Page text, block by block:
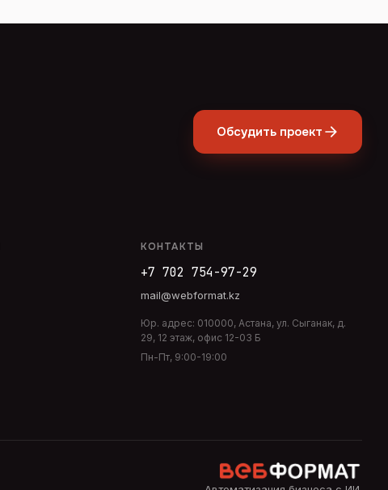
Обсудить проект
КОНТАКТЫ
+7 702 754-97-29
mail@webformat.kz
Юр. адрес: 010000, Астана, ул. Сыганак, д.
29, 12 этаж, офис 12-03 Б
Пн-Пт, 9:00-19:00